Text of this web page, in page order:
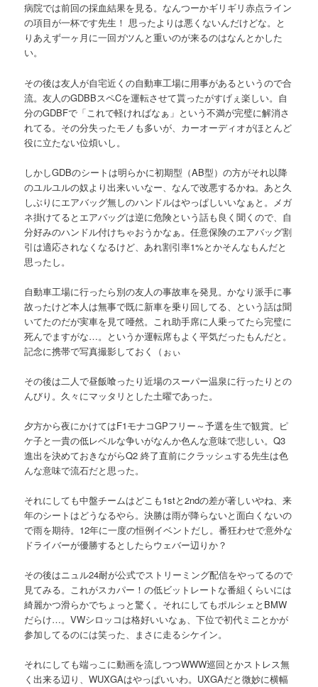
病院では前回の採血結果を見る。なんつーかギリギリ赤点ライン
の項目が一杯です先生！ 思ったよりは悪くないんだけどな。と
りあえず一ヶ月に一回ガツんと重いのが来るのはなんとかした
い。
その後は友人が自宅近くの自動車工場に用事があるというので合
流。友人のGDBBスペCを運転させて貰ったがすげぇ楽しい。自
分のGDBFで「これで軽ければなぁ」という不満が完璧に解消さ
れてる。その分失ったモノも多いが、カーオーディオがほとんど
役に立たない位煩いし。
しかしGDBのシートは明らかに初期型（AB型）の方がそれ以降
のユルユルの奴より出来いいなー、なんで改悪するかね。あと久
しぶりにエアバッグ無しのハンドルはやっぱしいいなぁと。メガ
ネ掛けてるとエアバッグは逆に危険という話も良く聞くので、自
分好みのハンドル付けちゃおうかなぁ。任意保険のエアバッグ割
引は適応されなくなるけど、あれ割引率1%とかそんなもんだと
思ったし。
自動車工場に行ったら別の友人の事故車を発見。かなり派手に事
故ったけど本人は無事で既に新車を乗り回してる、という話は聞
いてたのだが実車を見て唖然。これ助手席に人乗ってたら完璧に
死んでますがな…。というか運転席もよく平気だったもんだと。
記念に携帯で写真撮影しておく（ぉぃ
その後は二人で昼飯喰ったり近場のスーパー温泉に行ったりとの
んびり。久々にマッタリとした土曜であった。
夕方から夜にかけてはF1モナコGPフリー～予選を生で観賞。ピ
ケ子と一貴の低レベルな争いがなんか色んな意味で悲しい。Q3
進出を決めておきながらQ2 終了直前にクラッシュする先生は色
んな意味で流石だと思った。
それにしても中盤チームはどこも1stと2ndの差が著しいやね、来
年のシートはどうなるやら。決勝は雨が降らないと面白くないの
で雨を期待。12年に一度の恒例イベントだし。番狂わせで意外な
ドライバーが優勝するとしたらウェバー辺りか？
その後はニュル24耐が公式でストリーミング配信をやってるので
見てみる。これがスカパー！の低ビットレートな番組くらいには
綺麗かつ滑らかでちょっと驚く。それにしてもポルシェとBMW
だらけ…。VWシロッコは格好いいなぁ、下位で初代ミニとかが
参加してるのには笑った、まさに走るシケイン。
それにしても端っこに動画を流しつつWWW巡回とかストレス無
く出来る辺り、WUXGAはやっぱいいわ。UXGAだと微妙に横幅